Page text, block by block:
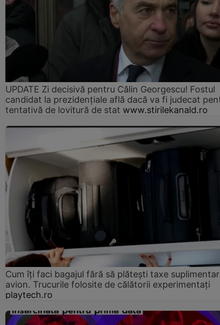
UPDATE Zi decisivă pentru Călin Georgescu! Fostul
candidat la prezidențiale află dacă va fi judecat
tentativă de lovitură de stat www.stirilekanald.ro
Cum îți faci bagajul fără să plătești taxe
avion. Trucurile folosite de călătorii experimentați
playtech.ro